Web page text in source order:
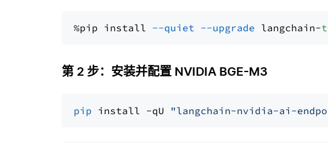
%pip install --quiet --upgrade langchain-
第 2 步：安装并配置 NVIDIA BGE-M3
pip install -qU "langchain-nvidia-ai-